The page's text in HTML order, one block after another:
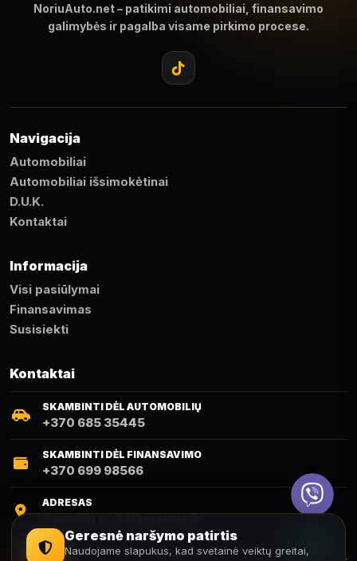
NoriuAuto.net – patikimi automobiliai, finansavimo
galimybės ir pagalba visame pirkimo procese.
Navigacija
Automobiliai
Automobiliai išsimokėtinai
D.U.K.
Kontaktai
Informacija
Visi pasiūlymai
Finansavimas
Susisiekti
Kontaktai
SKAMBINTI DĖL AUTOMOBILIŲ
+370 685 35445
SKAMBINTI DĖL FINANSAVIMO
+370 699 98566
ADRESAS
Gamyklų g. 9, Marijampolė
Geresnė naršymo patirtis
Naudojame slapukus, kad svetainė veiktų greitai,
Viber
Telefonas